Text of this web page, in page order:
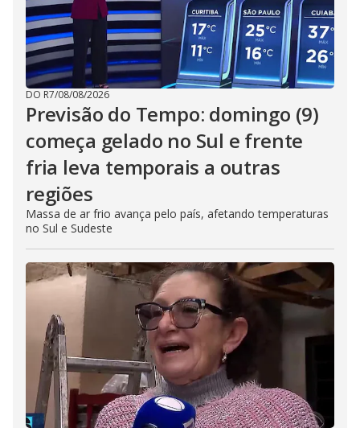
DO R7/08/08/2026
Previsão do Tempo: domingo (9)
começa gelado no Sul e frente
fria leva temporais a outras
regiões
Massa de ar frio avança pelo país, afetando temperaturas
no Sul e Sudeste